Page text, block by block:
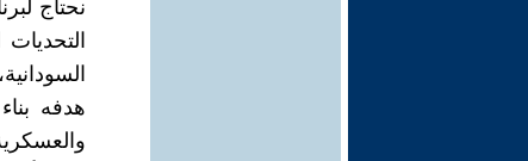
نحتاج
هدفه